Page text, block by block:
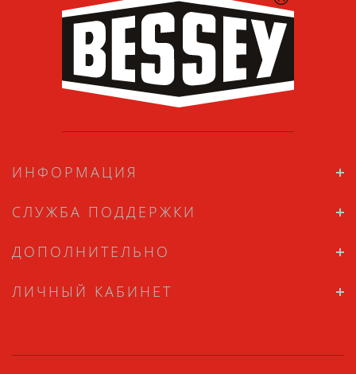
ИНФОРМАЦИЯ
СЛУЖБА ПОДДЕРЖКИ
ДОПОЛНИТЕЛЬНО
ЛИЧНЫЙ КАБИНЕТ